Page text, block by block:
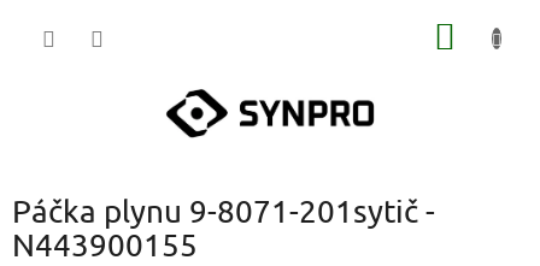
Páčka plynu 9-8071-201sytič -
N443900155